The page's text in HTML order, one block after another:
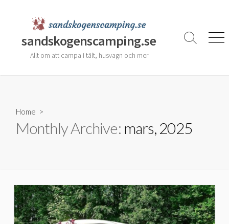
sandskogenscamping.se
Allt om att campa i tält, husvagn och mer
Search
Home >
Monthly Archive: mars, 2025